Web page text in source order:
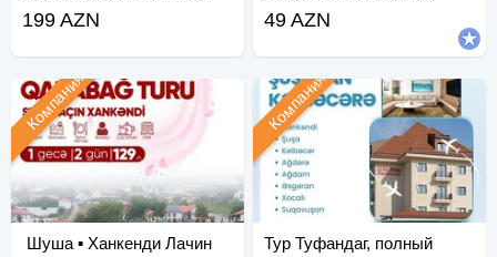
Джабра
199 AZN 49 AZN
︎ Шуша ▪︎ Ханкенди Лачин
Компания
Тур Туфандаг, полный
Компания